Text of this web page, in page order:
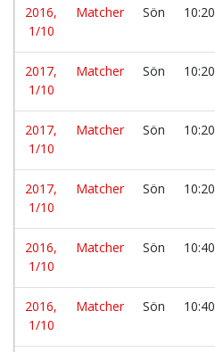
2016,
1/10
Matcher Sön 10:20
2017,
1/10
Matcher Sön 10:20
2017,
1/10
Matcher Sön 10:20
2017,
1/10
Matcher Sön 10:20
2016,
1/10
Matcher Sön 10:40
2016,
1/10
Matcher Sön 10:40